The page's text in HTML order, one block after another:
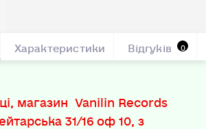
магазин Vanilin Records
31/16 оф 10, з
Характеристики Відгуків 0